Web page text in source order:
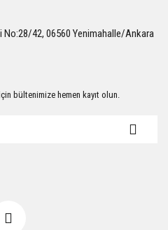
Gönder
No:28/42, 06560 Yenimahalle/Ankara
bültenimize hemen kayıt olun.